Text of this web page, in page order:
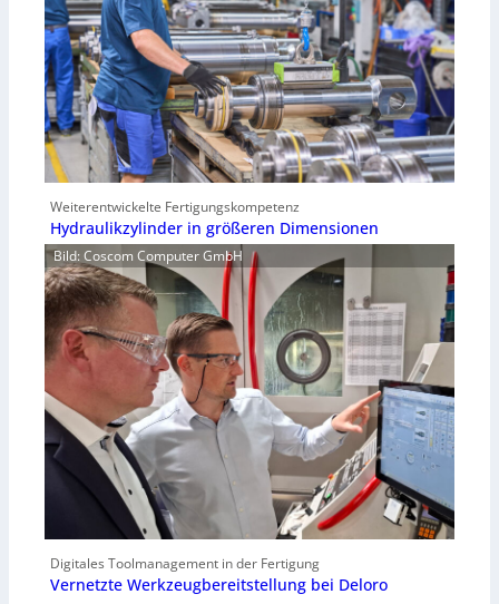
Weiterentwickelte Fertigungskompetenz
Hydraulikzylinder in größeren Dimensionen
Bild: Coscom Computer GmbH
Digitales Toolmanagement in der Fertigung
Vernetzte Werkzeugbereitstellung bei Deloro